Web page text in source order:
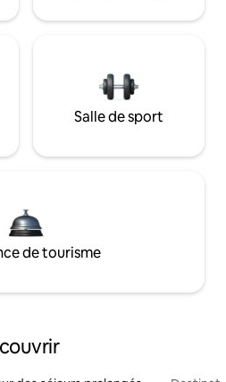
Salle de sport
de tourisme